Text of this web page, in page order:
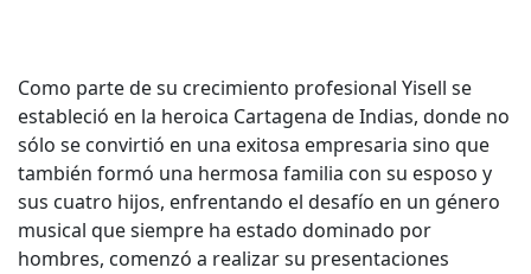
Como parte de su crecimiento profesional Yisell se
estableció en la heroica Cartagena de Indias, donde no
sólo se convirtió en una exitosa empresaria sino que
también formó una hermosa familia con su esposo y
sus cuatro hijos, enfrentando el desafío en un género
musical que siempre ha estado dominado por
hombres, comenzó a realizar su presentaciones